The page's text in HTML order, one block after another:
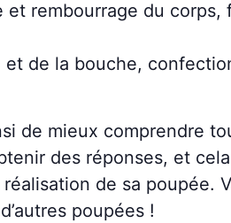
rembourrage du corps,
de la bouche,
de mieux comprendre
des réponses, et
de sa poupée.
poupées !